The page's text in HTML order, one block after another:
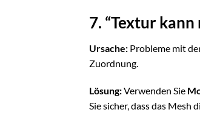
7. “Textur
Ursache: Probleme mit
Zuordnung.
Lösung:Verwenden Sie
Sie sicher, dass das Mesh